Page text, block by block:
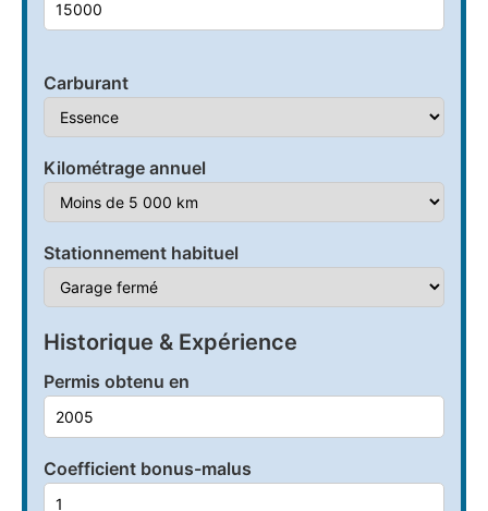
Carburant
Kilométrage annuel
Stationnement habituel
Historique & Expérience
Permis obtenu en
Coefficient bonus-malus